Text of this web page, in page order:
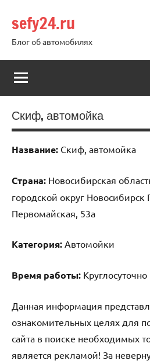
содержимому
sefy24.ru
Блог об автомобилях
Скиф, автомойка
Название: Скиф, автомойка
Страна: Новосибирская
городской округ
Первомайская, 53а
Категория: Автомойки
Время работы: Круглосуточно
Данная информация
ознакомительных целях для
сайта в поиске необходимых
является рекламой! За